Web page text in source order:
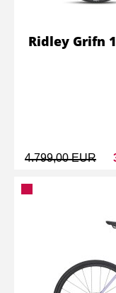
4.799,00 EUR
Ridley Grifn